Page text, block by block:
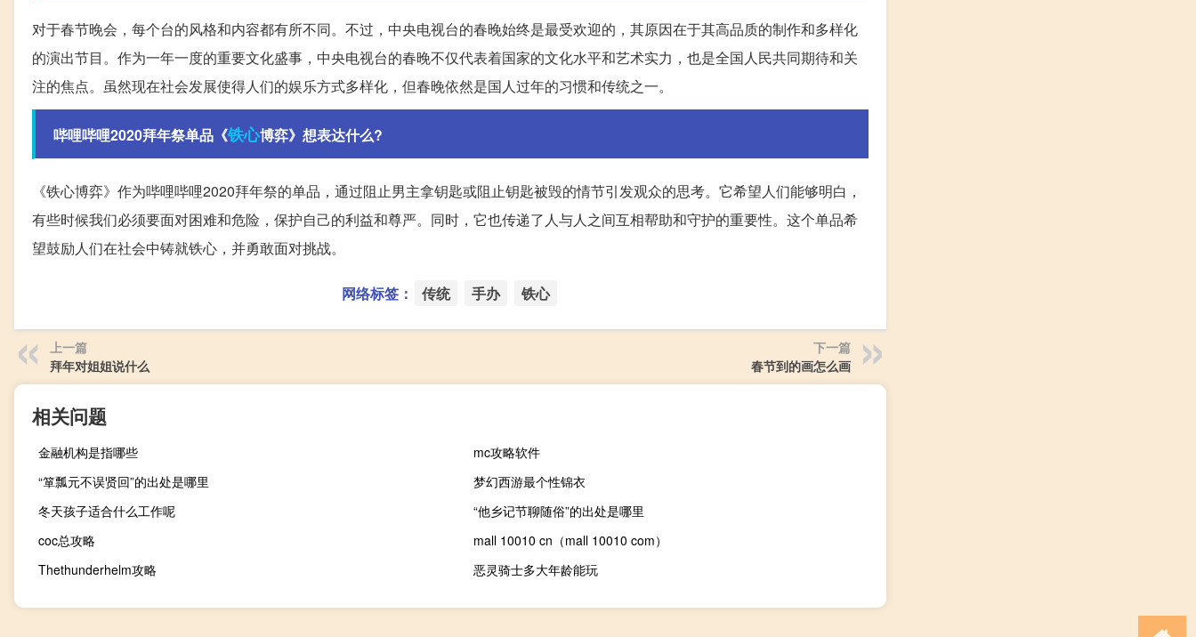
对于春节晚会，每个台的风格和内容都有所不同。不过，中央电视台的春晚始终是最受欢迎的，其原因在于其高品质的制作和多样化
的演出节目。作为一年一度的重要文化盛事，中央电视台的春晚不仅代表着国家的文化水平和艺术实力，也是全国人民共同期待和关
注的焦点。虽然现在社会发展使得人们的娱乐方式多样化，但春晚依然是国人过年的习惯和传统之一。
哔哩哔哩2020拜年祭单品《铁心博弈》想表达什么?
《铁心博弈》作为哔哩哔哩2020拜年祭的单品，通过阻止男主拿钥匙或阻止钥匙被毁的情节引发观众的思考。它希望人们能够明白，
有些时候我们必须要面对困难和危险，保护自己的利益和尊严。同时，它也传递了人与人之间互相帮助和守护的重要性。这个单品希
望鼓励人们在社会中铸就铁心，并勇敢面对挑战。
网络标签： 传统 手办 铁心
上一篇
拜年对姐姐说什么
下一篇
春节到的画怎么画
相关问题
金融机构是指哪些
mc攻略软件
“箪瓢元不误贤回”的出处是哪里
梦幻西游最个性锦衣
冬天孩子适合什么工作呢
“他乡记节聊随俗”的出处是哪里
coc总攻略
mall 10010 cn（mall 10010 com）
Thethunderhelm攻略
恶灵骑士多大年龄能玩